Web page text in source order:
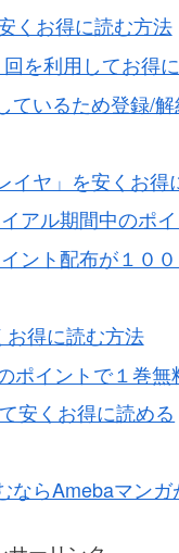
くお得に読む方法
を利用してお得
ているため登録/
イヤ」を安くお得
アル期間中のポ
ント配布が１０
得に読む方法
ポイントで１巻無
安くお得に読める
ならAmebaマンガ